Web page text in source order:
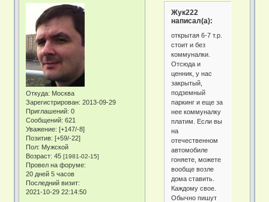
Откуда: Москва
Зарегистрирован: 2013-09-29
Приглашений: 0
Сообщений: 621
Уважение: [+147/-8]
Позитив: [+59/-22]
Пол: Мужской
Возраст: 45[1981-02-15]
Провел на форуме:
20 дней 5 часов
Последний визит:
2021-10-29 22:14:50
Жук222
написал(а):
открытая 6-7 т.р.
стоит и без
коммуналки.
Отсюда и
ценник, у нас
закрытый,
подземный
паркинг и еще за
нее коммуналку
платим. Если вы
на
отечественном
автомобиле
гоняете, можете
вообще возле
дома ставить.
Каждому свое.
Обычно пишут